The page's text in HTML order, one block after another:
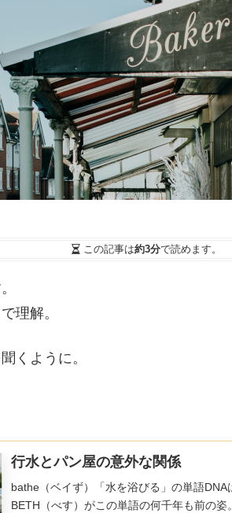
この記事は約3分で読めます。
理解。
くように。
行水とパン屋の意外な関係
bathe（ベイず）「水を浴びる」の単語
BETH（べす）がこの単語の何千年も前の